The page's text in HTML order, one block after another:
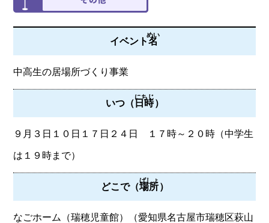
イベント名
めい
中高生の居場所づくり事業
いつ（日時
にちじ
）
９月３日１０日１７日２４日 １７時～２０時（中学生
は１９時まで）
どこで（場所
ばしょ
）
なごホーム（瑞穂児童館）（愛知県名古屋市瑞穂区萩山